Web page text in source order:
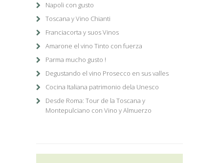
Napoli con gusto
Toscana y Vino Chianti
Franciacorta y suos Vinos
Amarone el vino Tinto con fuerza
Parma mucho gusto !
Degustando el vino Prosecco en sus valles
Cocina Italiana patrimonio dela Unesco
Desde Roma: Tour de la Toscana y
Montepulciano con Vino y Almuerzo